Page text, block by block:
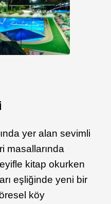
yer alan sevimli
masallarında
kitap okurken
eşliğinde yeni bir
köy